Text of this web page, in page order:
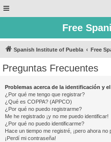
Free
Spanish Institute of Puebla Free
Preguntas Frecuentes
Problemas acerca de la identificación y
¿Por qué me tengo que registrar?
¿Qué es COPPA? (APPCO)
¿Por qué no puedo registrarme?
Me he registrado ¡y no me puedo identificar!
¿Por qué no puedo identificarme?
Hace un tiempo me registré, ¡pero ahora no
¡Perdí mi contraseña!